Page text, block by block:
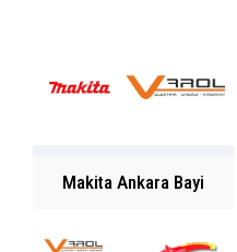
Makita Ankara Bayi